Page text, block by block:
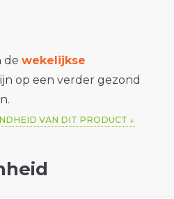
de wekelijkse
op een verder gezond
VAN DIT PRODUCT